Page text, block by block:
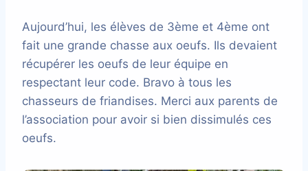
Aujourd’hui, les élèves de 3ème et 4ème ont
fait une grande chasse aux oeufs. Ils devaient
récupérer les oeufs de leur équipe en
respectant leur code. Bravo à tous les
chasseurs de friandises. Merci aux parents de
l’association pour avoir si bien dissimulés ces
oeufs.